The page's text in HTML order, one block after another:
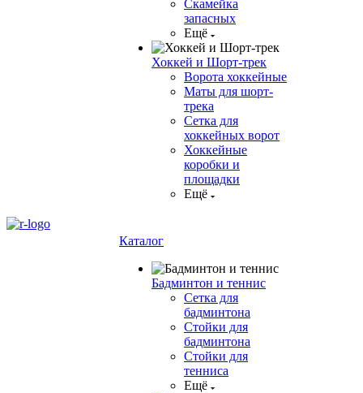
Скамейка
запасных
Ещё
Хоккей и Шорт-трек
Ворота хоккейные
Маты для шорт-
трека
Сетка для
хоккейных ворот
Хоккейные
коробки и
площадки
Ещё
Каталог
Бадминтон и теннис
Сетка для
бадминтона
Стойки для
бадминтона
Стойки для
тенниса
Ещё